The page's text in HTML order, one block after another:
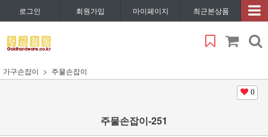
로그인 회원가입 마이페이지 최근본상품
가구손잡이 주물손잡이
0
주물손잡이-251